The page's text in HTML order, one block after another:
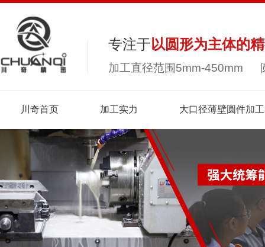
专注于 以圆形为主体的
加工直径范围5mm-450mm
川奇首页 加工实力 大口径薄壁圆件加工